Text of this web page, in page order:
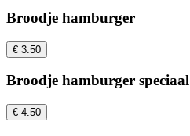
Broodje hamburger
€ 3.50
Broodje hamburger speciaal
€ 4.50